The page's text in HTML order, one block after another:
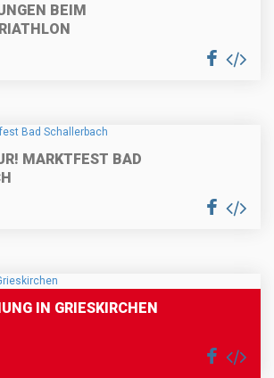
BEIM
MARKTFEST BAD
IN GRIESKIRCHEN